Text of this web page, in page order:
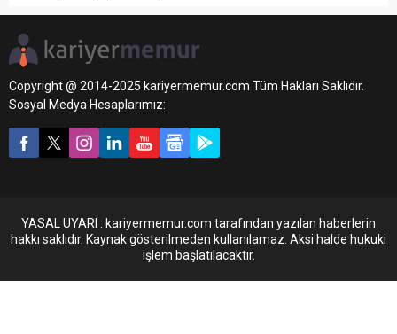
Copyright @ 2014-2025 kariyermemur.com Tüm Hakları Saklıdır.
Sosyal Medya Hesaplarımız:
YASAL UYARI : kariyermemur.com tarafından yazılan haberlerin
hakkı saklıdır. Kaynak gösterilmeden kullanılamaz. Aksi halde hukuki
işlem başlatılacaktır.